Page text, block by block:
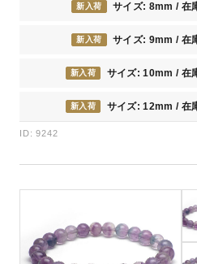
新入荷 サイズ: 8mm / 在
新入荷 サイズ: 9mm / 在
新入荷 サイズ: 10mm / 在
新入荷 サイズ: 12mm / 在
ID: 9242